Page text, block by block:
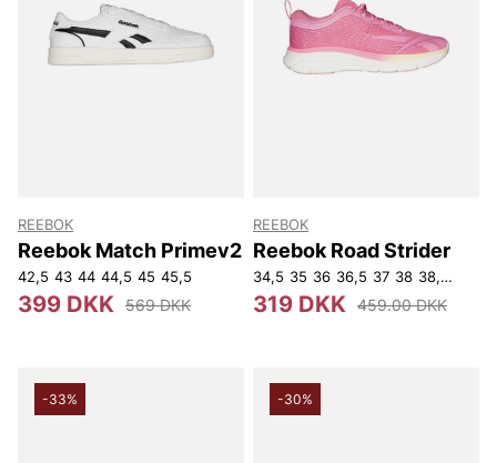
REEBOK
Reebok Match Primev2
42,5 43 44 44,5 45 45,5
399 DKK 569 DKK
REEBOK
Reebok Road Strider
34,5 35 36 36,5 37 38 38,5
319 DKK 459.00 DKK
-33% -30%